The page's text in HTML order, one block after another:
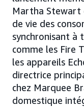
Martha Stewart
de vie des
synchronisant à
comme les Fire
les appareils
directrice
chez Marquee
domestique